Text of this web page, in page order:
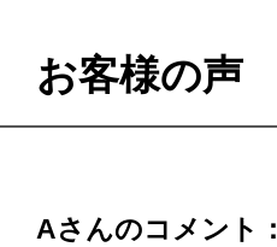
お客様の声
Aさんのコメント：